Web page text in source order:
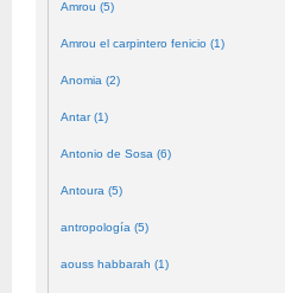
Amrou (5)
Amrou el carpintero fenicio (1)
Anomia (2)
Antar (1)
Antonio de Sosa (6)
Antoura (5)
antropología (5)
aouss habbarah (1)